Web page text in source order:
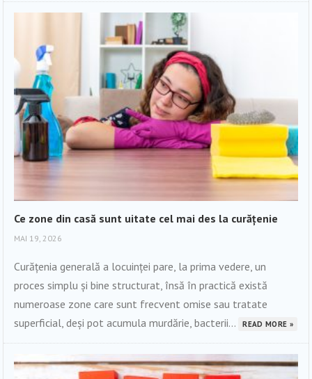
Ce zone din casă sunt uitate cel mai des la curățenie
MAI 19, 2026
Curățenia generală a locuinței pare, la prima vedere, un
proces simplu și bine structurat, însă în practică există
numeroase zone care sunt frecvent omise sau tratate
superficial, deși pot acumula murdărie, bacterii...
READ MORE »